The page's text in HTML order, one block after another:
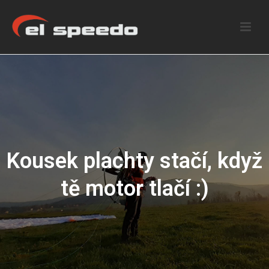
Kousek plachty stačí, když
tě motor tlačí :)